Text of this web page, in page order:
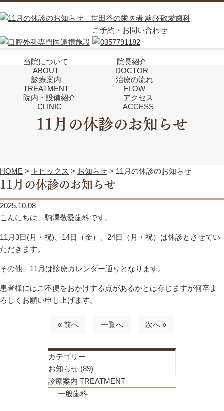
ご予約・お問い合わせ
当院について
ABOUT
院長紹介
DOCTOR
診療案内
TREATMENT
治療の流れ
FLOW
院内・設備紹介
CLINIC
アクセス
ACCESS
11月の休診のお知らせ
HOME > トピックス > お知らせ > 11月の休診のお知らせ
11月の休診のお知らせ
2025.10.08
こんにちは、駒澤敬愛歯科です。
11月3日(月・祝)、14日（金）、24日（月・祝）は休診とさせてい
ただきます。
その他、11月は診療カレンダー通りとなります。
患者様にはご不便をおかけする点があるかとは存じますが何卒よ
ろしくお願い申し上げます。
« 前へ 一覧へ 次へ »
カテゴリー
お知らせ (89)
診療案内 TREATMENT
一般歯科